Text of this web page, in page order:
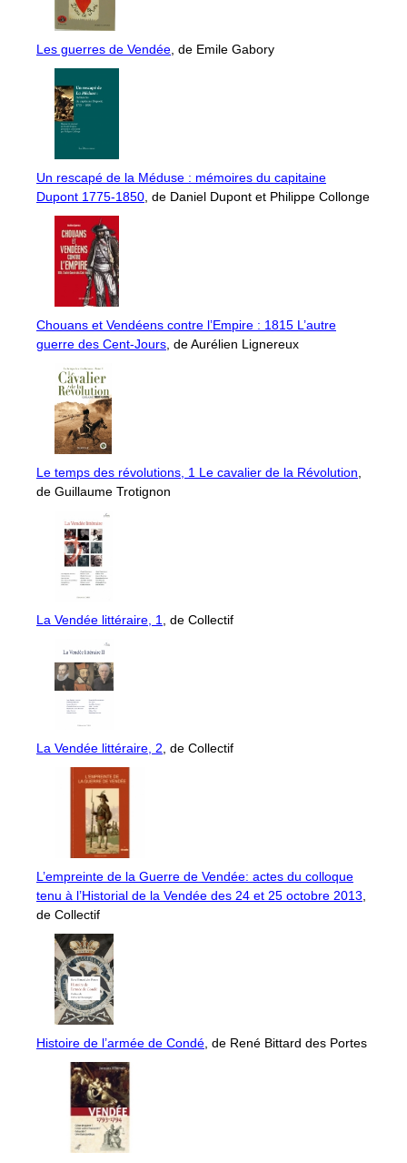
Les guerres de Vendée , de Emile Gabory
Un rescapé de la Méduse : mémoires du capitaine
Dupont 1775-1850 , de Daniel Dupont et Philippe Collonge
Chouans et Vendéens contre l’Empire : 1815 L’autre
guerre des Cent-Jours , de Aurélien Lignereux
Le temps des révolutions, 1 Le cavalier de la Révolution
de Guillaume Trotignon
La Vendée littéraire, 1 , de Collectif
La Vendée littéraire, 2 , de Collectif
L’empreinte de la Guerre de Vendée: actes du colloque
tenu à l’Historial de la Vendée des 24 et 25 octobre 2013
de Collectif
Histoire de l’armée de Condé , de René Bittard des Portes